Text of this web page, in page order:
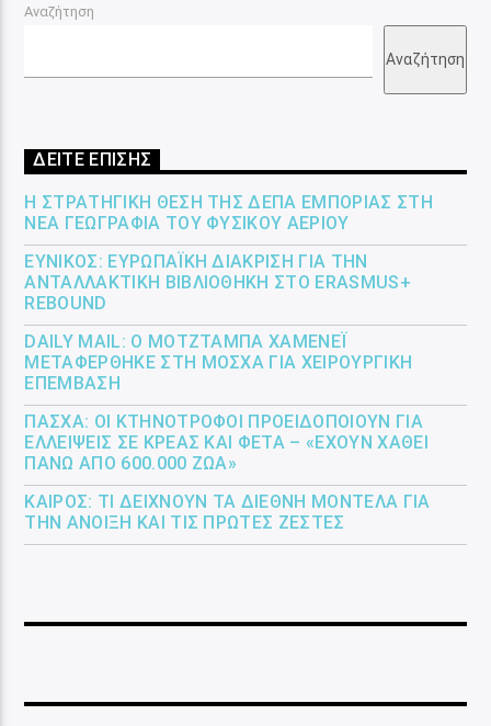
Αναζήτηση
Αναζήτηση
ΔΕΙΤΕ ΕΠΙΣΗΣ
Η ΣΤΡΑΤΗΓΙΚΉ ΘΈΣΗ ΤΗΣ ΔΕΠΑ ΕΜΠΟΡΊΑΣ ΣΤΗ
ΝΈΑ ΓΕΩΓΡΑΦΊΑ ΤΟΥ ΦΥΣΙΚΟΎ ΑΕΡΊΟΥ
ΕΎΝΙΚΟΣ: ΕΥΡΩΠΑΪΚΉ ΔΙΆΚΡΙΣΗ ΓΙΑ ΤΗΝ
ΑΝΤΑΛΛΑΚΤΙΚΉ ΒΙΒΛΙΟΘΉΚΗ ΣΤΟ ERASMUS+
REBOUND
DAILY MAIL: Ο ΜΟΤΖΤΆΜΠΑ ΧΑΜΕΝΕΪ́
ΜΕΤΑΦΈΡΘΗΚΕ ΣΤΗ ΜΌΣΧΑ ΓΙΑ ΧΕΙΡΟΥΡΓΙΚΉ
ΕΠΈΜΒΑΣΗ
ΠΆΣΧΑ: ΟΙ ΚΤΗΝΟΤΡΌΦΟΙ ΠΡΟΕΙΔΟΠΟΙΟΎΝ ΓΙΑ
ΕΛΛΕΊΨΕΙΣ ΣΕ ΚΡΈΑΣ ΚΑΙ ΦΈΤΑ – «ΈΧΟΥΝ ΧΑΘΕΊ
ΠΆΝΩ ΑΠΌ 600.000 ΖΏΑ»
ΚΑΙΡΌΣ: ΤΙ ΔΕΊΧΝΟΥΝ ΤΑ ΔΙΕΘΝΉ ΜΟΝΤΈΛΑ ΓΙΑ
ΤΗΝ ΆΝΟΙΞΗ ΚΑΙ ΤΙΣ ΠΡΏΤΕΣ ΖΈΣΤΕΣ